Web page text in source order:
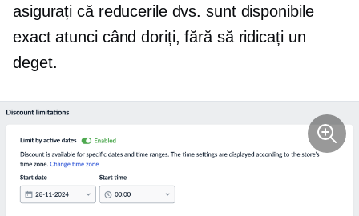
asigurați că reducerile dvs. sunt disponibile
exact atunci când doriți, fără să ridicați un
deget.